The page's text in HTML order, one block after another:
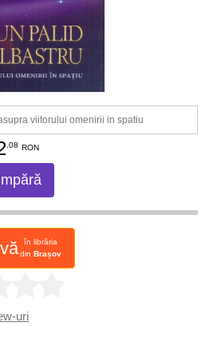
viitorului omenirii in spatiu
.08 RON
în librăria
dinBrașov
uri